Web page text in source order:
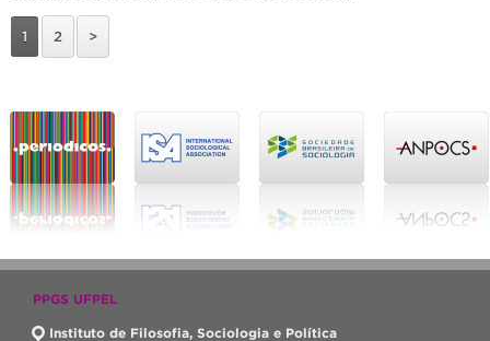
1 2 >
PPGS UFPEL
Instituto de Filosofia, Sociologia e Política